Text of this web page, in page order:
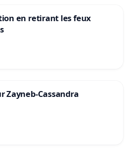
en retirant les feux
Zayneb-Cassandra